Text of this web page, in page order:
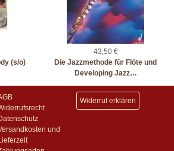
(s/o)
43,50 €
Die Jazzmethode für Flöte und
Developing Jazz…
und
Widerruf erklären